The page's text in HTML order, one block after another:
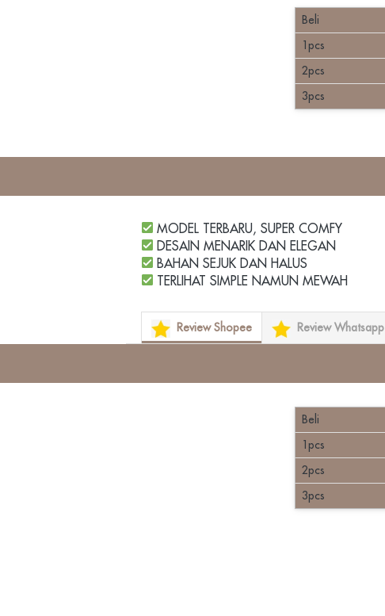
Beli
1pcs
2pcs
3pcs
MODEL TERBARU, SUPER COMFY
DESAIN MENARIK DAN ELEGAN
BAHAN SEJUK DAN HALUS
TERLIHAT SIMPLE NAMUN MEWAH
Review Shopee Review Whatsapp
Beli
1pcs
2pcs
3pcs